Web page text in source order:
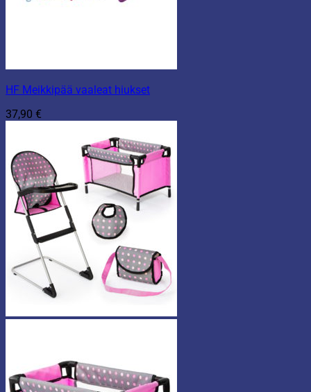
HF Meikkipää vaaleat hiukset
37,90 €